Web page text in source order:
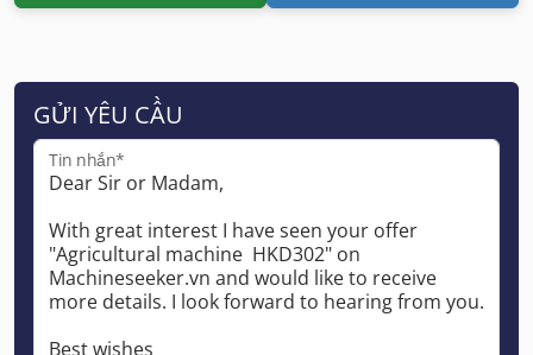
GỬI YÊU CẦU
Tin nhắn*